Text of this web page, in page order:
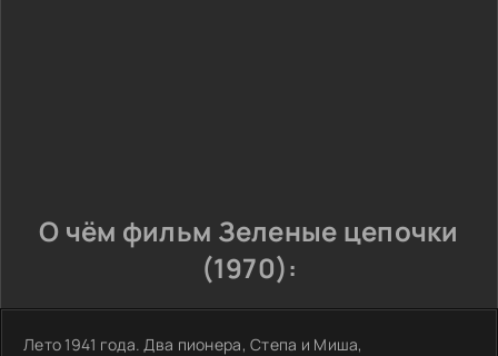
О чём фильм Зеленые цепочки
(1970):
Лето 1941 года. Два пионера, Степа и Миша,